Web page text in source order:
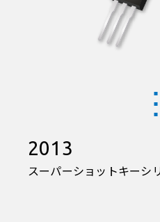
2013
スーパーショットキーシ